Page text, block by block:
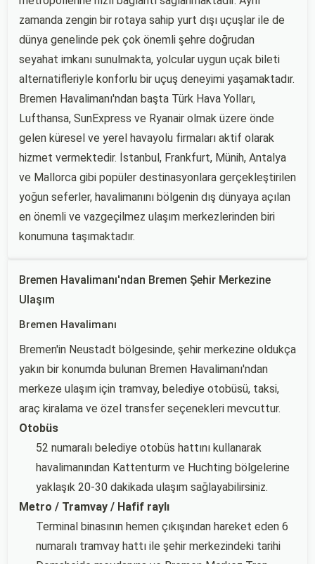
zamanda zengin bir rotaya sahip yurt dışı uçuşlar ile de
dünya genelinde pek çok önemli şehre doğrudan
seyahat imkanı sunulmakta, yolcular uygun uçak bileti
alternatifleriyle konforlu bir uçuş deneyimi yaşamaktadır.
Bremen Havalimanı'ndan başta Türk Hava Yolları,
Lufthansa, SunExpress ve Ryanair olmak üzere önde
gelen küresel ve yerel havayolu firmaları aktif olarak
hizmet vermektedir. İstanbul, Frankfurt, Münih, Antalya
ve Mallorca gibi popüler destinasyonlara gerçekleştirilen
yoğun seferler, havalimanını bölgenin dış dünyaya açılan
en önemli ve vazgeçilmez ulaşım merkezlerinden biri
konumuna taşımaktadır.
Bremen Havalimanı'ndan Bremen Şehir Merkezine
Ulaşım
Bremen Havalimanı
Bremen'in Neustadt bölgesinde, şehir merkezine oldukça
yakın bir konumda bulunan Bremen Havalimanı'ndan
merkeze ulaşım için tramvay, belediye otobüsü, taksi,
araç kiralama ve özel transfer seçenekleri mevcuttur.
Otobüs
52 numaralı belediye otobüs hattını kullanarak
havalimanından Kattenturm ve Huchting bölgelerine
yaklaşık 20-30 dakikada ulaşım sağlayabilirsiniz.
Metro / Tramvay / Hafif raylı
Terminal binasının hemen çıkışından hareket eden 6
numaralı tramvay hattı ile şehir merkezindeki tarihi